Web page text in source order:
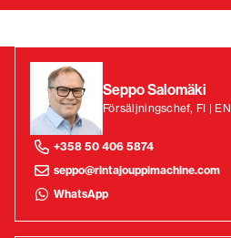
Seppo Salomäki
Försäljningschef, FI | EN
+358 50 406 5874
seppo@rintajouppimachine.com
WhatsApp